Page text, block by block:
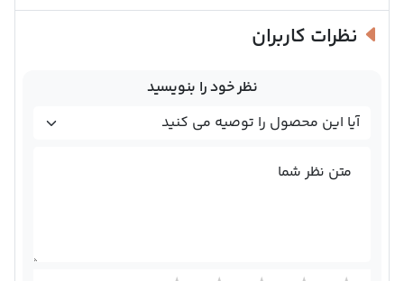
نظرات کاربران
نظر خود را بنویسید
متن نظر شما